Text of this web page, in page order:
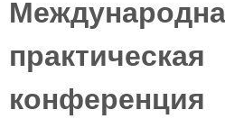
практическая
конференция